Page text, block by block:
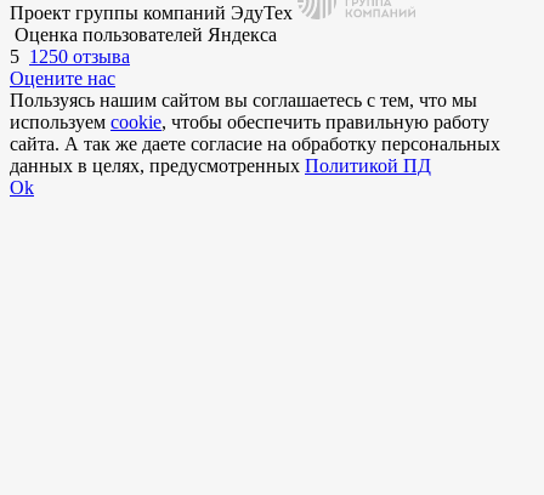
Проект группы компаний ЭдуТех
Оценка пользователей Яндекса
5 1250 отзыва
Оцените нас
Пользуясь нашим сайтом вы соглашаетесь с тем, что мы
используем cookie, чтобы обеспечить правильную работу
сайта. А так же даете согласие на обработку персональных
данных в целях, предусмотренных Политикой ПД
Ok